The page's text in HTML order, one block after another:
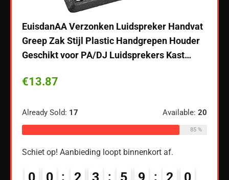
EuisdanAA Verzonken Luidspreker Handvat
Greep Zak Stijl Plastic Handgrepen Houder
Geschikt voor PA/DJ Luidsprekers Kast…
€13.87
Already Sold: 17 Available: 20
85 %
Schiet op! Aanbieding loopt binnenkort af.